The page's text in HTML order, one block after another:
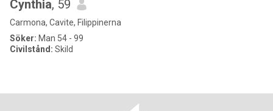
Cynthia, 59
Carmona, Cavite, Filippinerna
Söker: Man 54 - 99
Civilstånd: Skild